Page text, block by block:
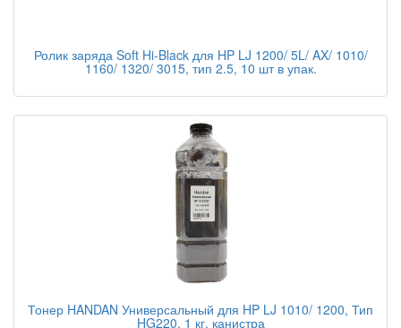
Ролик заряда Soft Hi-Black для HP LJ 1200/ 5L/ AX/ 1010/
1160/ 1320/ 3015, тип 2.5, 10 шт в упак.
Тонер HANDAN Универсальный для HP LJ 1010/ 1200, Тип
HG220, 1 кг, канистра